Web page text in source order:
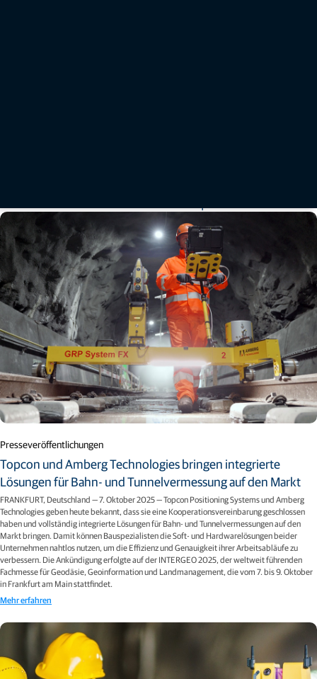
Presseveröffentlichungen
Topcon und Amberg Technologies bringen integrierte
Lösungen für Bahn- und Tunnelvermessung auf den Markt
FRANKFURT, Deutschland — 7. Oktober 2025 — Topcon Positioning Systems und Amberg
Technologies geben heute bekannt, dass sie eine Kooperationsvereinbarung geschlossen
haben und vollständig integrierte Lösungen für Bahn- und Tunnelvermessungen auf den
Markt bringen. Damit können Bauspezialisten die Soft- und Hardwarelösungen beider
Unternehmen nahtlos nutzen, um die Effizienz und Genauigkeit ihrer Arbeitsabläufe zu
verbessern. Die Ankündigung erfolgte auf der INTERGEO 2025, der weltweit führenden
Fachmesse für Geodäsie, Geoinformation und Landmanagement, die vom 7. bis 9. Oktober
in Frankfurt am Main stattfindet.
Mehr erfahren